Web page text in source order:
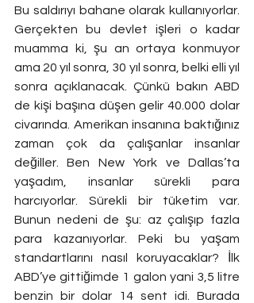
Bu saldırıyı bahane olarak kullanıyorlar.
Gerçekten bu devlet işleri o kadar
muamma ki, şu an ortaya konmuyor
ama 20 yıl sonra, 30 yıl sonra, belki elli yıl
sonra açıklanacak. Çünkü bakın ABD
de kişi başına düşen gelir 40.000 dolar
civarında. Amerikan insanına baktığınız
zaman çok da çalışanlar insanlar
değiller. Ben New York ve Dallas’ta
yaşadım, insanlar sürekli para
harcıyorlar. Sürekli bir tüketim var.
Bunun nedeni de şu: az çalışıp fazla
para kazanıyorlar. Peki bu yaşam
standartlarını nasıl koruyacaklar? İlk
ABD’ye gittiğimde 1 galon yani 3,5 litre
benzin bir dolar 14 sent idi. Burada